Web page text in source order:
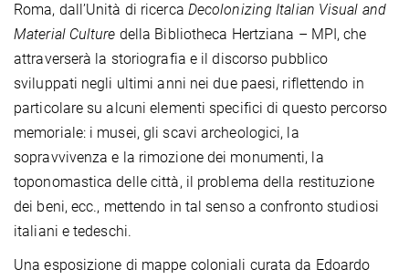
Roma, dall’Unità di ricerca Decolonizing Italian Visual and
Material Culture della Bibliotheca Hertziana – MPI , che
attraverserà la storiografia e il discorso pubblico
sviluppati negli ultimi anni nei due paesi, riflettendo in
particolare su alcuni elementi specifici di questo percorso
memoriale: i musei, gli scavi archeologici, la
sopravvivenza e la rimozione dei monumenti, la
toponomastica delle città, il problema della restituzione
dei beni, ecc., mettendo in tal senso a confronto studiosi
italiani e tedeschi.
Una esposizione di mappe coloniali curata da Edoardo